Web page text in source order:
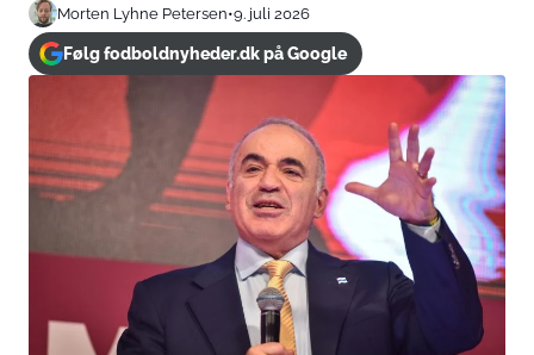
Morten Lyhne Petersen•9. juli 2026
Følg fodboldnyheder.dk på Google